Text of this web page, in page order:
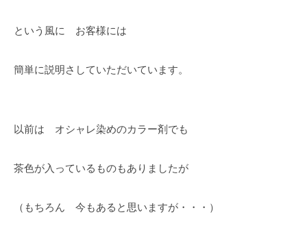
という風に お客様には
簡単に説明さしていただいています。
以前は オシャレ染めのカラー剤でも
茶色が入っているものもありましたが
（もちろん 今もあると思いますが・・・）